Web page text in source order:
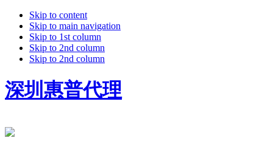
Skip to content
Skip to main navigation
Skip to 1st column
Skip to 2nd column
Skip to 2nd column
深圳惠普代理